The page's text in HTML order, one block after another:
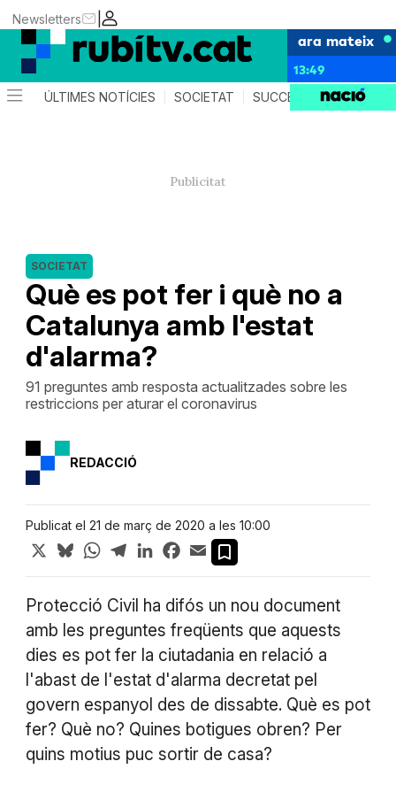
|
Newsletters
ara mateix
13:49
ÚLTIMES NOTÍCIES SOCIETAT SUCCESSOS
Què es pot fer i què no a
Catalunya amb l'estat
d'alarma?
SOCIETAT
91 preguntes amb resposta actualitzades sobre les
restriccions per aturar el coronavirus
REDACCIÓ
Publicat el 21 de març de 2020 a les 10:00
X BlueskyWhatsApp
TelegramLinkedInFacebook
Email
Protecció Civil ha difós un nou document
amb les preguntes freqüents que aquests
dies es pot fer la ciutadania en relació a
l'abast de l'estat d'alarma decretat pel
govern espanyol des de dissabte. Què es pot
fer? Què no? Quines botigues obren? Per
quins motius puc sortir de casa?